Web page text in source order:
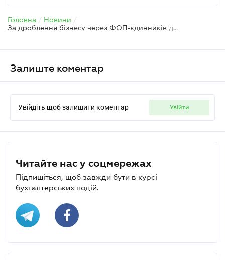
Головна / Новини /
За дроблення бізнесу через ФОП-єдинників доведеться відповідати – глава ДПС
Залиште коментар
Увійдіть щоб залишити коментар увійти
Читайте нас у соцмережах
Підпишіться, щоб завжди бути в курсі
бухгалтерських подій.